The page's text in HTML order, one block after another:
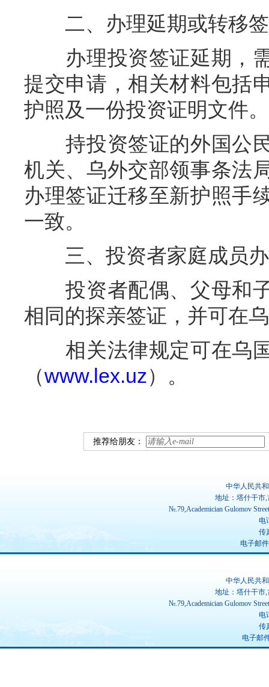
二、办理延期或转移
办理投资签证延期，需
提交申请，相关材料包括
护照及一份投资证明文件。
持投资签证的外国公民
机关、乌外交部领事条法
办理签证迁移至新护照手
一致。
三、投资者家庭成员办
投资者配偶、父母和子
相同的探亲签证，并可在
相关法律规定可在乌国
（www.lex.uz）。
推荐给朋友：
中华人民共
地址：塔什干市
№.79,Academician Gulomov
电
传
电子邮件
中华人民共
地址：塔什干市
№.79,Academician Gulomov
电
传
电子邮